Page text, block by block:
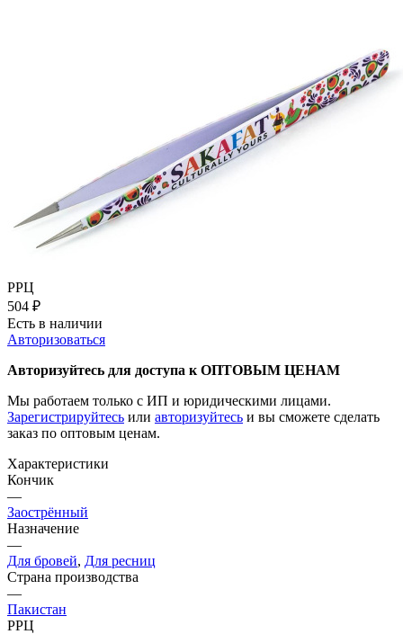
РРЦ
504 ₽
Есть в наличии
Авторизоваться
Авторизуйтесь для доступа к ОПТОВЫМ ЦЕНАМ
Мы работаем только с ИП и юридическими лицами.
Зарегистрируйтесь или авторизуйтесь и вы сможете сделать
заказ по оптовым ценам.
Характеристики
Кончик
—
Заострённый
Назначение
—
Для бровей, Для ресниц
Страна производства
—
Пакистан
РРЦ